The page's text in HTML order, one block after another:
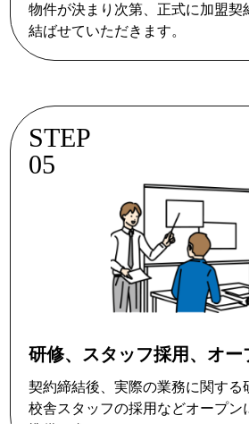
物件が決まり次第、正式に加盟契
結ばせていただきます。
STEP
05
研修、スタッフ採用、オー
契約締結後、実際の業務に関する
校舎スタッフの採用などオープン